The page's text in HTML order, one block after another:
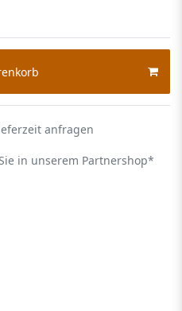
anfragen
in unserem Partnershop*